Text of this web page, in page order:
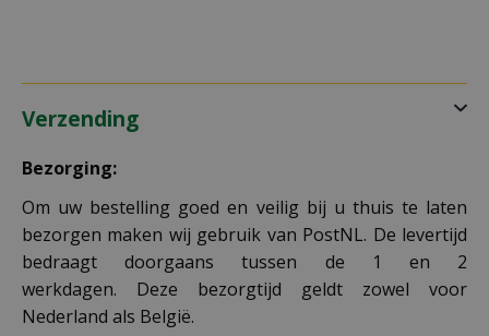
Verzending
Bezorging:
Om uw bestelling goed en veilig bij u thuis te laten
bezorgen maken wij gebruik van PostNL. De levertijd
bedraagt doorgaans tussen de 1 en 2
werkdagen. Deze bezorgtijd geldt zowel voor
Nederland als België.